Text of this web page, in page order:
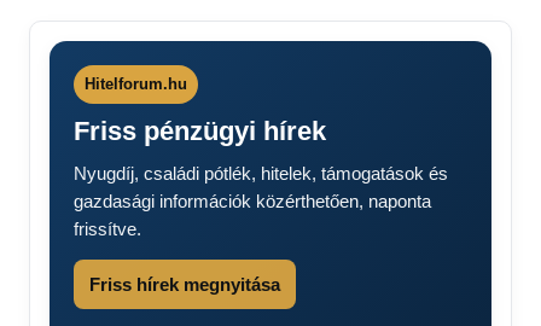
Hitelforum.hu
Friss pénzügyi hírek
Nyugdíj, családi pótlék, hitelek, támogatások és
gazdasági információk közérthetően, naponta
frissítve.
Friss hírek megnyitása